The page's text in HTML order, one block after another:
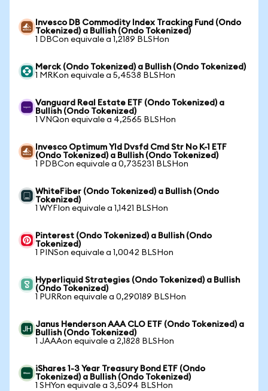
Invesco DB Commodity Index Tracking Fund (Ondo
Tokenized) a Bullish (Ondo Tokenized)
1 DBCon equivale a 1,2189 BLSHon
Merck (Ondo Tokenized) a Bullish (Ondo Tokenized)
1 MRKon equivale a 5,4538 BLSHon
Vanguard Real Estate ETF (Ondo Tokenized) a
Bullish (Ondo Tokenized)
1 VNQon equivale a 4,2565 BLSHon
Invesco Optimum Yld Dvsfd Cmd Str No K-1 ETF
(Ondo Tokenized) a Bullish (Ondo Tokenized)
1 PDBCon equivale a 0,735231 BLSHon
WhiteFiber (Ondo Tokenized) a Bullish (Ondo
Tokenized)
1 WYFIon equivale a 1,1421 BLSHon
Pinterest (Ondo Tokenized) a Bullish (Ondo
Tokenized)
1 PINSon equivale a 1,0042 BLSHon
Hyperliquid Strategies (Ondo Tokenized) a Bullish
(Ondo Tokenized)
1 PURRon equivale a 0,290189 BLSHon
Janus Henderson AAA CLO ETF (Ondo Tokenized) a
Bullish (Ondo Tokenized)
1 JAAAon equivale a 2,1828 BLSHon
iShares 1-3 Year Treasury Bond ETF (Ondo
Tokenized) a Bullish (Ondo Tokenized)
1 SHYon equivale a 3,5094 BLSHon